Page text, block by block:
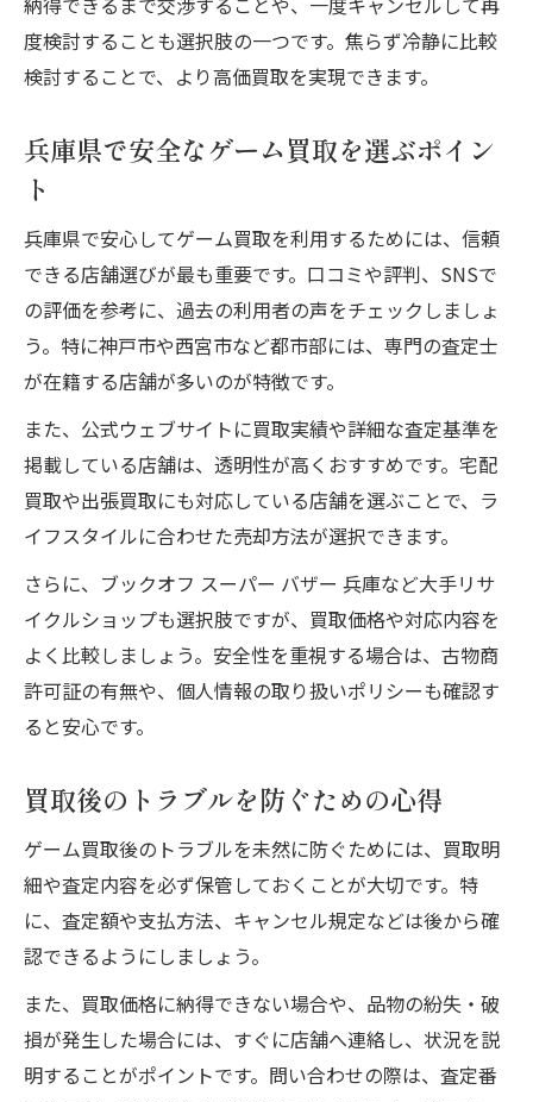
度検討することも選択肢の一つです。焦らず冷静に比較
検討することで、より高価買取を実現できます。
兵庫県で安全なゲーム買取を選ぶポイン
ト
兵庫県で安心してゲーム買取を利用するためには、信頼
できる店舗選びが最も重要です。口コミや評判、SNSで
の評価を参考に、過去の利用者の声をチェックしましょ
う。特に神戸市や西宮市など都市部には、専門の査定士
が在籍する店舗が多いのが特徴です。
また、公式ウェブサイトに買取実績や詳細な査定基準を
掲載している店舗は、透明性が高くおすすめです。宅配
買取や出張買取にも対応している店舗を選ぶことで、ラ
イフスタイルに合わせた売却方法が選択できます。
さらに、ブックオフ スーパー バザー 兵庫など大手リサ
イクルショップも選択肢ですが、買取価格や対応内容を
よく比較しましょう。安全性を重視する場合は、古物商
許可証の有無や、個人情報の取り扱いポリシーも確認す
ると安心です。
買取後のトラブルを防ぐための心得
ゲーム買取後のトラブルを未然に防ぐためには、買取明
細や査定内容を必ず保管しておくことが大切です。特
に、査定額や支払方法、キャンセル規定などは後から確
認できるようにしましょう。
また、買取価格に納得できない場合や、品物の紛失・破
損が発生した場合には、すぐに店舗へ連絡し、状況を説
明することがポイントです。問い合わせの際は、査定番